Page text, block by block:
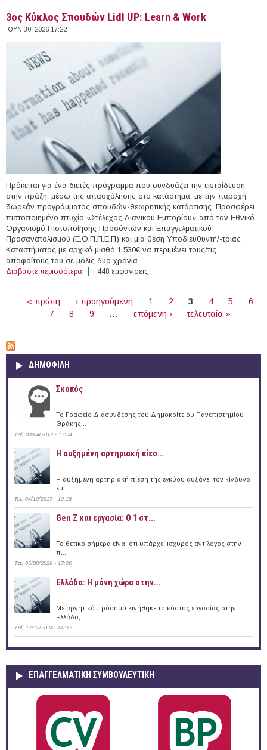
3ος Κύκλος Σπουδών Lidl UP: Learn & Work
ΙΟΥΝ 30, 2026 17:22
Πρόκειται για ένα διετές πρόγραμμα που συνδυάζει την εκπαίδευση
στην πράξη, μέσω της απασχόλησης στο κατάστημα, με την παροχή
δωρεάν προγράμματος σπουδών-θεωρητικής κατάρτισης. Προσφέρει
πιστοποιημένο πτυχίο «Στέλεχος Λιανικού Εμπορίου» από τον Εθνικό
Οργανισμό Πιστοποίησης Προσόντων και Επαγγελματικού
Προσανατολισμού (Ε.Ο.Π.Π.Ε.Π) και μια θέση Υποδιευθυντή/-τριας
Καταστήματος με αρχικό μισθό 1.530€ να περιμένει τους/τις
αποφοίτους του σε μόλις δύο χρόνια.
Διαβάστε περισσότερα για 3ος Κύκλος Σπουδών Lidl UP: Learn & Work
448 εμφανίσεις
« πρώτη ‹ προηγούμενη 1 2 3 4 5
6
7
8 9 … επόμενη › τελευταία »
ΔΗΜΟΦΙΛΗ
Σκοπός
Το Γραφείο Διασύνδεσης του Δημοκρίτειου Πανεπιστημίου
Θράκης...
Τρί, 03/04/2012 - 17:34
Η αυξημένη αρτηριακή πίεσ...
Η αυξημένη αρτηριακή πίεση της εγκύου αυξάνει τον κίνδυνο
εμ...
Τετ, 04/10/2017 - 10:18
Gen Z και εργασία: Ο 1 στ...
Το θετικό σήμερα είναι ότι υπάρχει ισχυρός αντίλογος στην
π...
Τετ, 05/08/2026 - 17:26
Ελλάδα: Η μόνη χώρα στην...
Με αρνητικό πρόσημο κινήθηκε το κόστος εργασίας στην
Ελλάδα,...
Τρί, 17/12/2024 - 00:17
ΕΠΑΓΓΕΛΜΑΤΙΚΉ ΣΥΜΒΟΥΛΕΥΤΙΚΉ